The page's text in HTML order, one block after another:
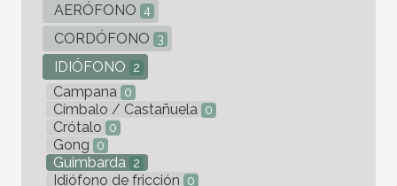
AERÓFONO 4
CORDÓFONO 3
IDIÓFONO 2
Campana 0
Címbalo / Castañuela 0
Crótalo 0
Gong 0
Guimbarda 2
Idiófono de fricción 0